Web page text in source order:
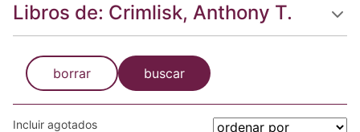
Libros de: Crimlisk, Anthony T.
borrar buscar
Incluir agotados